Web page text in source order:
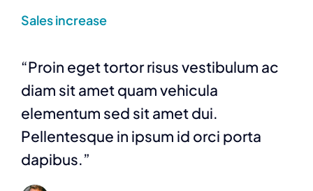
Sales increase
“Proin eget tortor risus vestibulum ac
diam sit amet quam vehicula
elementum sed sit amet dui.
Pellentesque in ipsum id orci porta
dapibus.”